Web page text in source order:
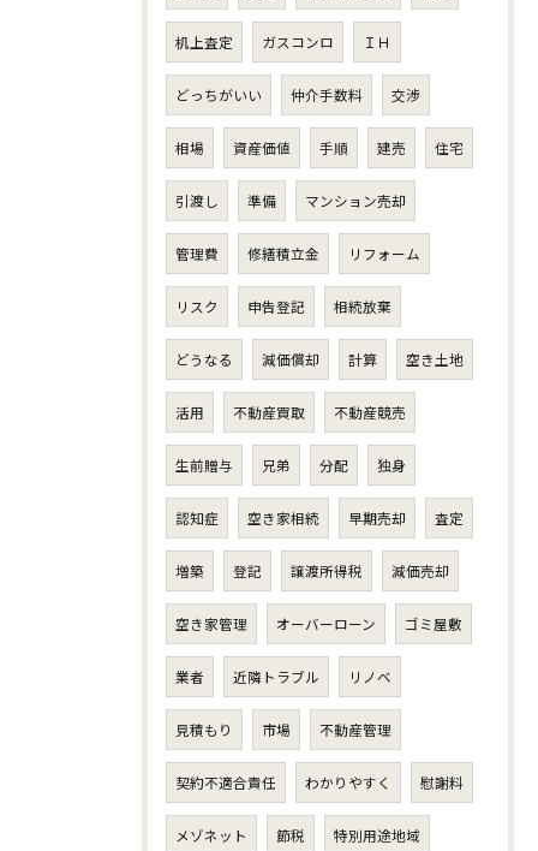
机上査定 ガスコンロ ＩＨ
どっちがいい 仲介手数料 交渉
相場 資産価値 手順 建売 住宅
引渡し 準備 マンション売却
管理費 修繕積立金 リフォーム
リスク 申告登記 相続放棄
どうなる 減価償却 計算 空き土地
活用 不動産買取 不動産競売
生前贈与 兄弟 分配 独身
認知症 空き家相続 早期売却 査定
増築 登記 譲渡所得税 減価売却
空き家管理 オーバーローン ゴミ屋敷
業者 近隣トラブル リノベ
見積もり 市場 不動産管理
契約不適合責任 わかりやすく 慰謝料
メゾネット 節税 特別用途地域